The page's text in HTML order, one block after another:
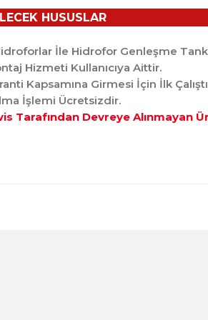
HUSUSLAR
İle Hidrofor Genleşme
Hizmeti Kullanıcıya Aittir.
Kapsamına Girmesi İçin İlk
İşlemi Ücretsizdir.
Tarafından Devreye Alınmayan